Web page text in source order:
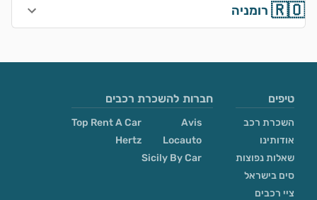
🇷🇴רומניה
טיפים
השכרת רכב
אודותינו
שאלות נפוצות
סים בישראל
ציי רכבים
חברות להשכרת רכבים
Avis
Locauto
Sicily By Car
Top Rent A Car
Hertz